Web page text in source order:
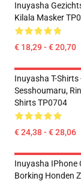
Inuyasha
Kilala Masker
€ 18,29 - € 20,70
Inuyasha T-Shirts
Sesshoumaru,
Shirts TP0704
€ 24,38 - € 28,06
Inuyasha IPhone
Borking Honden